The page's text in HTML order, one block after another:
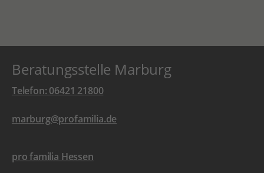
Beratungsstelle Marburg
Telefon: 06421 21800
marburg@profamilia.de
pro familia Hessen